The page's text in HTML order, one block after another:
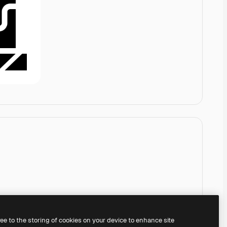
to the storing of cookies on your device to enhance site